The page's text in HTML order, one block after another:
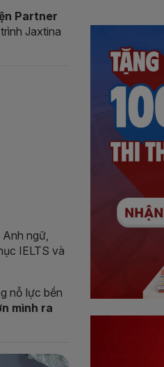
Partner
Jaxtina
ngữ,
IELTS và
nỗ lực bền
mình ra